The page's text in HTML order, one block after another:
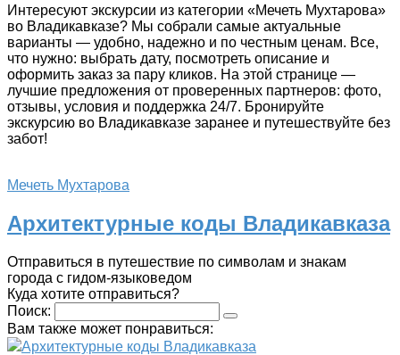
Интересуют экскурсии из категории «Мечеть Мухтарова»
во Владикавказе? Мы собрали самые актуальные
варианты — удобно, надежно и по честным ценам. Все,
что нужно: выбрать дату, посмотреть описание и
оформить заказ за пару кликов. На этой странице —
лучшие предложения от проверенных партнеров: фото,
отзывы, условия и поддержка 24/7. Бронируйте
экскурсию во Владикавказе заранее и путешествуйте без
забот!
Мечеть Мухтарова
Архитектурные коды Владикавказа
Отправиться в путешествие по символам и знакам
города с гидом-языковедом
Куда хотите отправиться?
Поиск:
Вам также может понравиться:
Архитектурные коды Владикавказа